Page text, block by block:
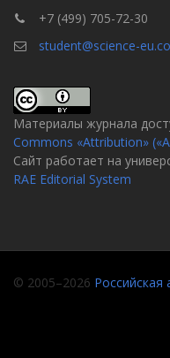
+7 (499) 705-72-30
student@science-
Материалы журнала
Commons «Attribution»
Сайт работает на
RAE Editorial System
© 2005–2026 Российская